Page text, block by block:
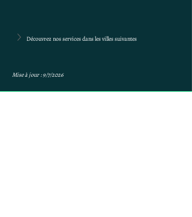
Découvrez nos services dans les villes suivantes
Mise à jour : 9/7/2026